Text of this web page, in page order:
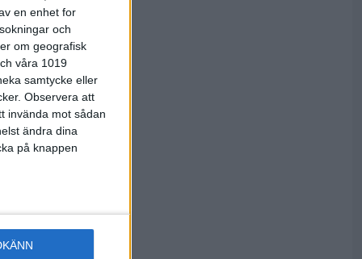
en enhet for
och
om geografisk
våra 1019
samtycke eller
Observera att
invända mot sådan
ändra dina
på knappen
A-
så det
ta sig över
Wik
igen.